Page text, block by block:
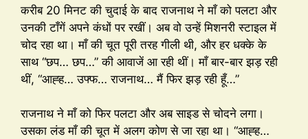
करीब 20 मिनट की चुदाई के बाद राजनाथ ने माँ को पलटा और
उनकी टाँगें अपने कंधों पर रखीं। अब वो उन्हें मिशनरी स्टाइल में
चोद रहा था। माँ की चूत पूरी तरह गीली थी, और हर धक्के के
साथ “छप… छप…” की आवाजें आ रही थीं। माँ बार-बार झड़ रही
थीं, “आह्ह… उफ्फ… राजनाथ… मैं फिर झड़ रही हूँ…”
राजनाथ ने माँ को फिर पलटा और अब साइड से चोदने लगा।
उसका लंड माँ की चूत में अलग कोण से जा रहा था। “आह्ह…